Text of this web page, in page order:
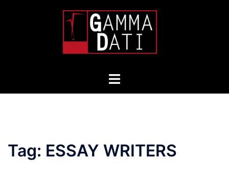
Toggle
Tag: ESSAY WRITERS